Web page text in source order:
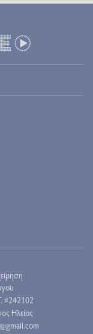
#242102
Ηλείας